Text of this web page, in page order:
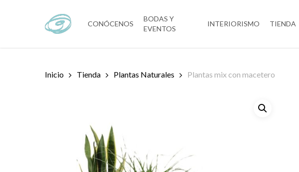
CONÓCENOS
BODAS Y
EVENTOS
INTERIORISMO TIENDA
Inicio Tienda Plantas Naturales Plantas mix con macetero